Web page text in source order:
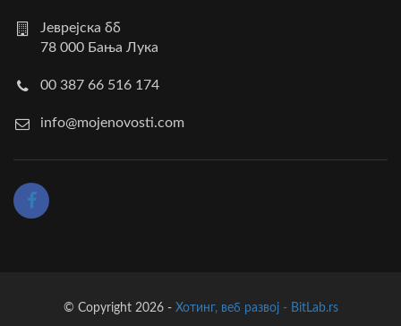
Јеврејска бб
78 000 Бања Лука
00 387 66 516 174
info@mojenovosti.com
© Copyright 2026 - Хотинг, веб развој - BitLab.rs